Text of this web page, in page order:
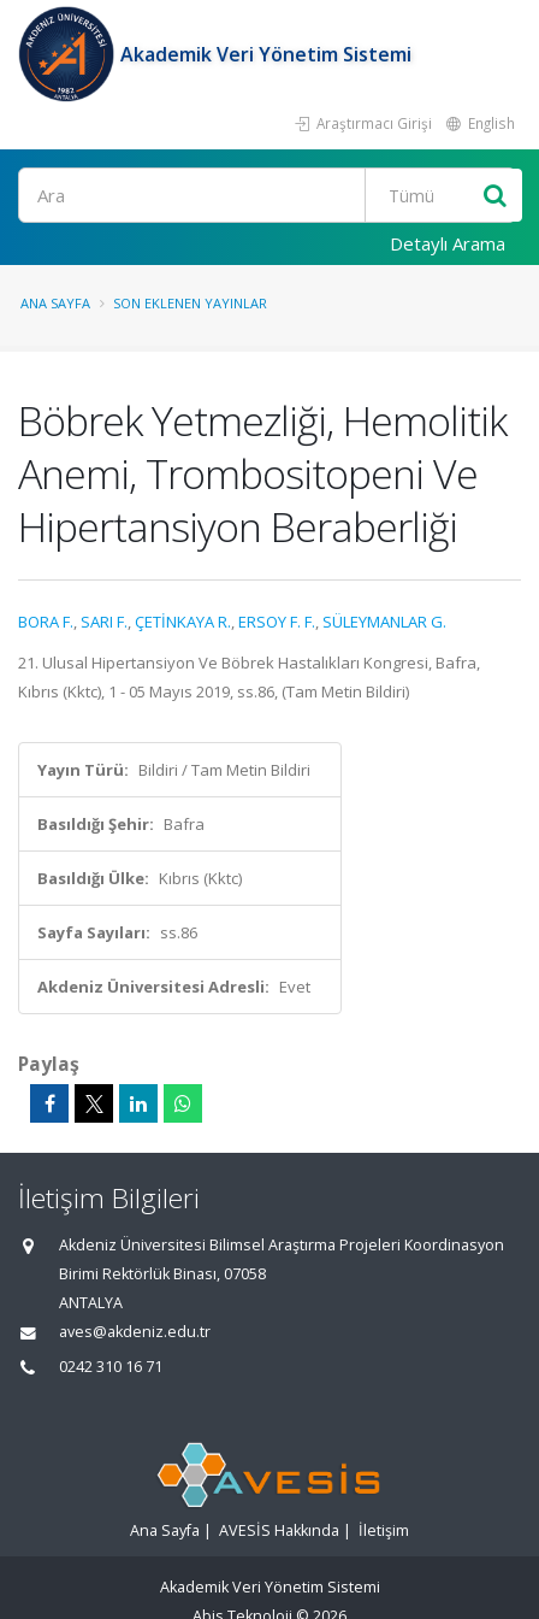
Akademik Veri Yönetim Sistemi
Araştırmacı Girişi English
Ara
Detaylı Arama
ANA SAYFA SON EKLENEN YAYINLAR
Böbrek Yetmezliği, Hemolitik
Anemi, Trombositopeni Ve
Hipertansiyon Beraberliği
BORA F., SARI F.,ÇETİNKAYA R.,ERSOY F. F., SÜLEYMANLAR G.
21. Ulusal Hipertansiyon Ve Böbrek Hastalıkları Kongresi, Bafra,
Kıbrıs (Kktc), 1 - 05 Mayıs 2019, ss.86, (Tam Metin Bildiri)
Yayın Türü: Bildiri / Tam Metin Bildiri
Basıldığı Şehir: Bafra
Basıldığı Ülke: Kıbrıs (Kktc)
Sayfa Sayıları: ss.86
Akdeniz Üniversitesi Adresli: Evet
Paylaş
İletişim Bilgileri
Akdeniz Üniversitesi Bilimsel Araştırma Projeleri Koordinasyon
Birimi Rektörlük Binası, 07058
ANTALYA
aves@akdeniz.edu.tr
0242 310 16 71
Ana Sayfa | AVESİS Hakkında | İletişim
Akademik Veri Yönetim Sistemi